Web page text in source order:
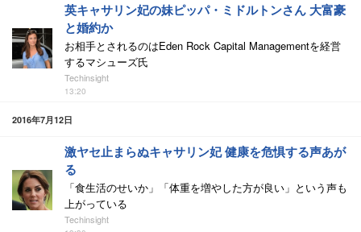
英キャサリン妃の妹ピッパ・ミドルトンさん 大富豪
と婚約か
お相手とされるのはEden Rock Capital Managementを経営
するマシューズ氏
Techinsight
13:20
2016年7月12日
激ヤセ止まらぬキャサリン妃 健康を危惧する声あが
る
「食生活のせいか」「体重を増やした方が良い」という声も
上がっている
Techinsight